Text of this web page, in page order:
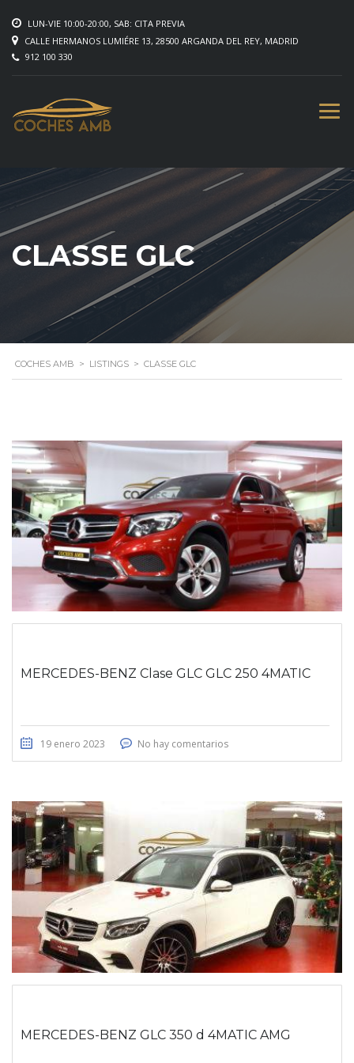
LUN-VIE 10:00-20:00, SAB: CITA PREVIA
CALLE HERMANOS LUMIÉRE 13, 28500 ARGANDA DEL REY, MADRID
912 100 330
CLASSE GLC
COCHES AMB > LISTINGS > CLASSE GLC
MERCEDES-BENZ Clase GLC GLC 250 4MATIC
19 enero 2023 No hay comentarios
MERCEDES-BENZ GLC 350 d 4MATIC AMG